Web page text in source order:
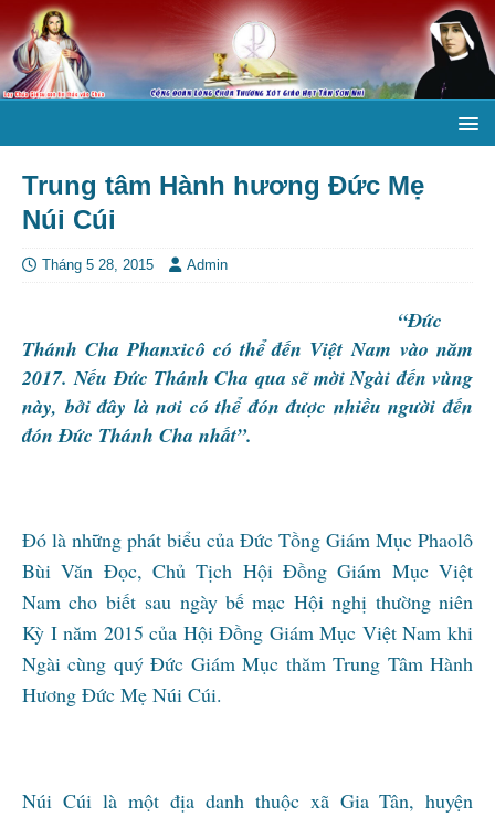
Trung tâm Hành hương Đức Mẹ
Núi Cúi
Tháng 5 28, 2015 Admin
“Đức
Thánh Cha Phanxicô có thể đến ViệtNam vào năm
2017. Nếu Đức Thánh Cha qua sẽ mời Ngài đến vùng
này, bởi đây là nơi có thể đón được nhiều người đến
đón Đức Thánh Cha nhất”.
Đó là những phát biểu của Đức Tồng Giám Mục Phaolô
Bùi Văn Đọc, Chủ Tịch Hội Đồng Giám Mục Việt
Nam cho biết sau ngày bế mạc Hội nghị thường niên
Kỳ I năm 2015 của Hội Đồng Giám Mục Việt Nam khi
Ngài cùng quý Đức Giám Mục thăm Trung Tâm Hành
Hương Đức Mẹ Núi Cúi.
Núi Cúi là một địa danh thuộc xã Gia Tân, huyện